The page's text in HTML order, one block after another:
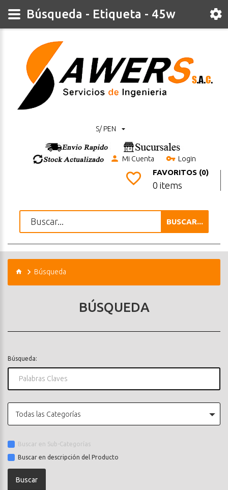
S/ PEN
Mi Cuenta Login
FAVORITOS (0)
0 items
BUSCAR...
Búsqueda
BÚSQUEDA
Búsqueda:
Todas las Categorías
Buscar en Sub-Categorías
Buscar en descripción del Producto
Búsqueda - Etiqueta - 45w